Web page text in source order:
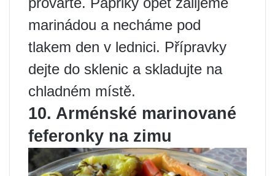
marinádou a necháme pod
tlakem den v lednici. Přípravky
dejte do sklenic a skladujte na
chladném místě.
10. Arménské marinované
feferonky na zimu